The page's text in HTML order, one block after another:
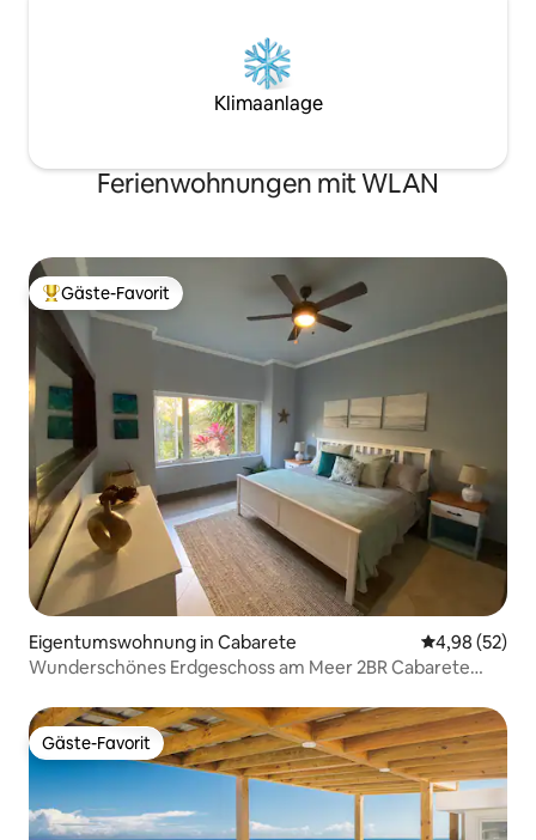
Klimaanlage
Ferienwohnungen mit WLAN
Beliebter Gäste-Favorit.
Gäste-Favorit
Eigentumswohnung in Cabarete
4,98 (52)
Wunderschönes Erdgeschoss am Meer 2BR Cabarete
Gäste-Favorit
Gäste-Favorit